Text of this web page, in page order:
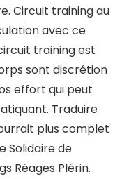
Circuit training au
avec ce
training est
sont discrétion
effort qui peut
Traduire
plus complet
Solidaire de
Réages Plérin.